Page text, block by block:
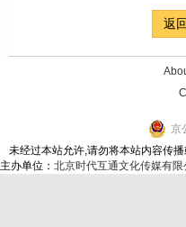
返
京
未经过本站允许,请勿将本站内容传播
主办单位： 北京时代互通文化传媒有限